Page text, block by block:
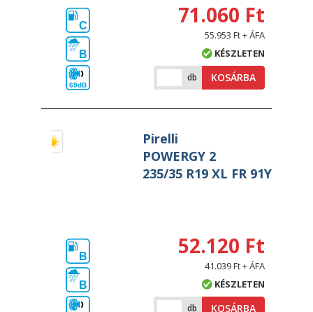
C
B
69dB
71.060 Ft
55.953 Ft + ÁFA
KÉSZLETEN
db KOSÁRBA
Pirelli
POWERGY 2
235/35 R19 XL FR 91Y
B
B
52.120 Ft
41.039 Ft + ÁFA
KÉSZLETEN
db KOSÁRBA